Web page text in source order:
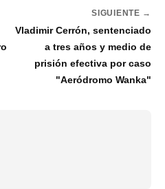
SIGUIENTE →
Vladimir Cerrón, sentenciado
a tres años y medio de
prisión efectiva por caso
"Aeródromo Wanka"